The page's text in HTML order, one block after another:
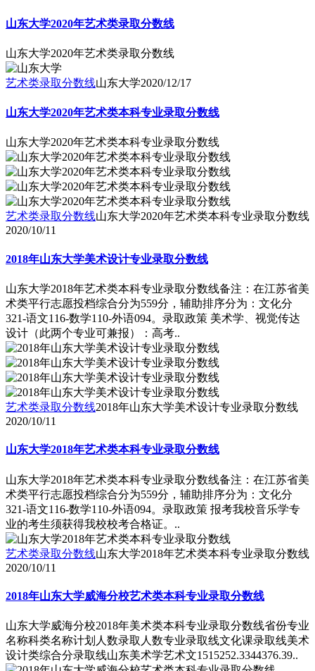
山东大学2020年艺术类录取分数线
山东大学2020年艺术类录取分数线
艺术类录取分数线山东大学2020/12/17
山东大学2020年艺术类本科专业录取分数线
山东大学2020年艺术类本科专业录取分数线
艺术类录取分数线山东大学2020年艺术类本科专业录取分数线
2020/10/11
2018年山东大学美术设计专业录取分数线
山东大学2018年艺术类本科专业录取分数线备注：在江苏省美
术类平行志愿投档综合分为559分，辅助排序分为：文化分
321-语文116-数学110-外语094。录取政策 美术学、视觉传达
设计（此两个专业可兼报）：高考..
艺术类录取分数线2018年山东大学美术设计专业录取分数线
2020/10/11
山东大学2018年艺术类本科专业录取分数线
山东大学2018年艺术类本科专业录取分数线备注：在江苏省美
术类平行志愿投档综合分为559分，辅助排序分为：文化分
321-语文116-数学110-外语094。录取政策 报考我校音乐学专
业的考生须获得我校校考合格证。..
艺术类录取分数线山东大学2018年艺术类本科专业录取分数线
2020/10/11
2018年山东大学威海分校艺术类本科专业录取分数线
山东大学威海分校2018年美术类本科专业录取分数线省份专业
名称科类名称计划人数录取人数专业录取线文化课录取线美术
设计类综合分录取线山东美术学艺术文1515252.3344376.39..